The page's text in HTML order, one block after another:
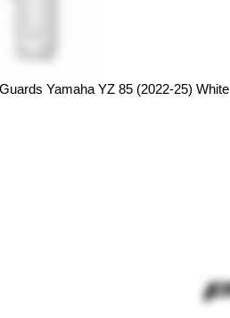
Yamaha YZ 85 (2022-25) White